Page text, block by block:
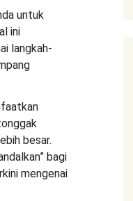
untuk
ini
langkah-
besar.
bagi
mengenai